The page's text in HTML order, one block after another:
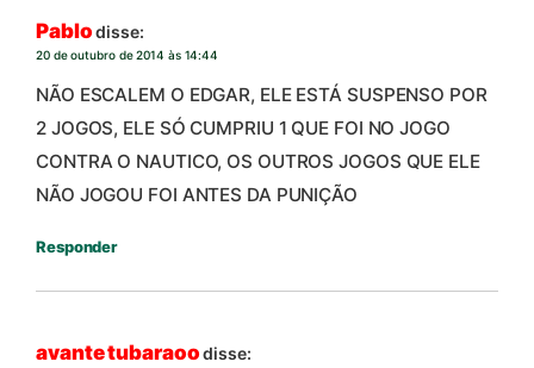
Pablo disse:
20 de outubro de 2014 às 14:44
NÃO ESCALEM O EDGAR, ELE ESTÁ SUSPENSO POR
2 JOGOS, ELE SÓ CUMPRIU 1 QUE FOI NO JOGO
CONTRA O NAUTICO, OS OUTROS JOGOS QUE ELE
NÃO JOGOU FOI ANTES DA PUNIÇÃO
Responder
avante tubaraoo disse: